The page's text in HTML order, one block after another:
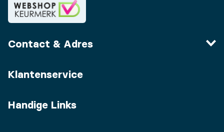
Contact & Adres
Klantenservice
Handige Links